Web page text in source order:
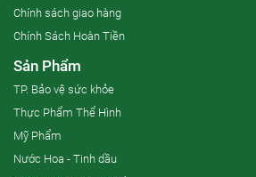
Chính sách giao hàng
Chính Sách Hoàn Tiền
Sản Phẩm
TP. Bảo vệ sức khỏe
Thực Phẩm Thể Hình
Mỹ Phẩm
Nước Hoa - Tinh dầu